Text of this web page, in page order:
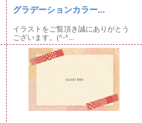
グラデーションカラー...
イラストをご覧頂き誠にありがとう
ございます。(^-^...